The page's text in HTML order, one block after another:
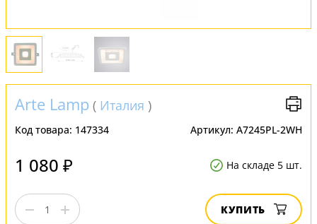
Arte Lamp ( Италия )
Код товара: 147334 Артикул: A7245PL-2WH
1 080 ₽ На складе 5 шт.
КУПИТЬ